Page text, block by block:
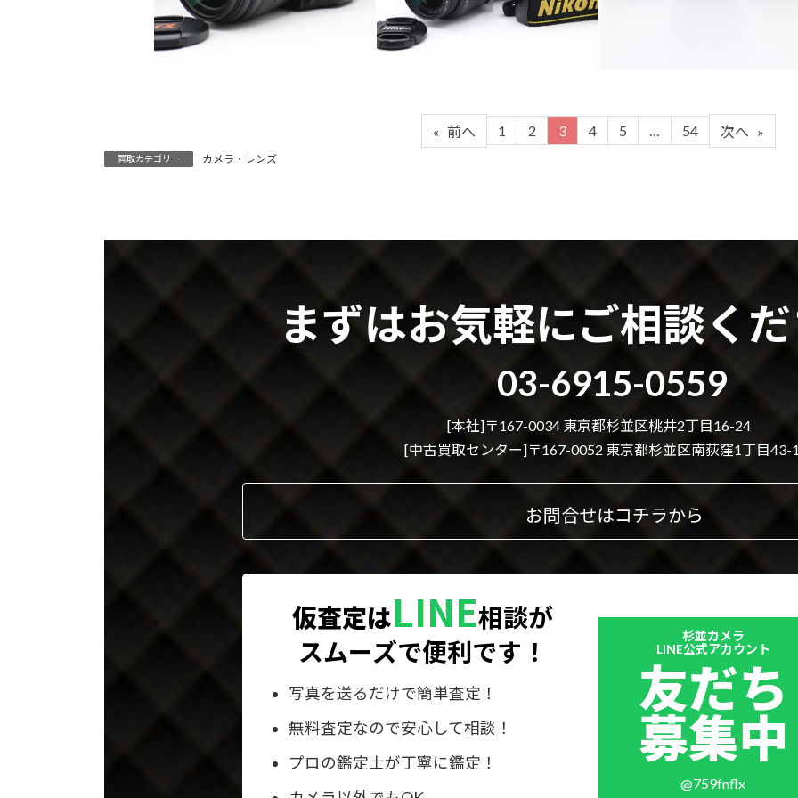
« 前へ 1 2 3 4 5 … 54 次へ »
買取カテゴリー カメラ・レンズ
まずはお気軽にご相談く
03-6915-0559
ル
ク
[本社]〒167-0034 東京都杉並区桃井2丁目16-24
[中古買取センター]〒167-0052 東京都杉並区南荻窪1丁目43-
お問合せはコチラから
仮査定はLINE相談が
スムーズで便利です！
写真を送るだけで簡単査定！
無料査定なので安心して相談！
プロの鑑定士が丁寧に鑑定！
杉並カメラ
LINE公式アカウント
友だち
募集中
@759fnflx